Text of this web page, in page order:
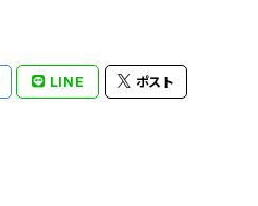
LINE ポスト